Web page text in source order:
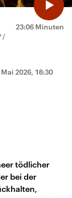
23:06 Minuten
/
Mai 2026, 18:30
tödlicher
bei der